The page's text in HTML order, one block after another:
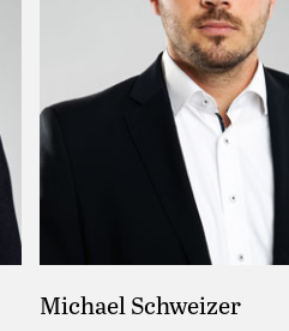
Michael Schweizer